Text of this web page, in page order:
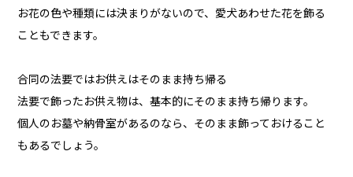
お花の色や種類には決まりがないので、愛犬あわせた花を飾る
こともできます。
合同の法要ではお供えはそのまま持ち帰る
法要で飾ったお供え物は、基本的にそのまま持ち帰ります。
個人のお墓や納骨室があるのなら、そのまま飾っておけること
もあるでしょう。